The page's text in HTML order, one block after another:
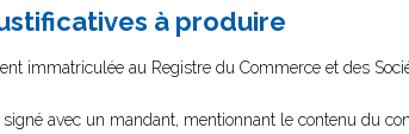
à produire
immatriculée au Registre du Commerce et des
avec un mandant, mentionnant le contenu du